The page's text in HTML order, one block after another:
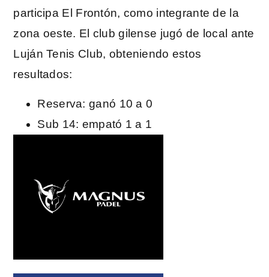
participa El Frontón, como integrante de la
zona oeste. El club gilense jugó de local ante
Luján Tenis Club, obteniendo estos
resultados:
Reserva: ganó 10 a 0
Sub 14: empató 1 a 1